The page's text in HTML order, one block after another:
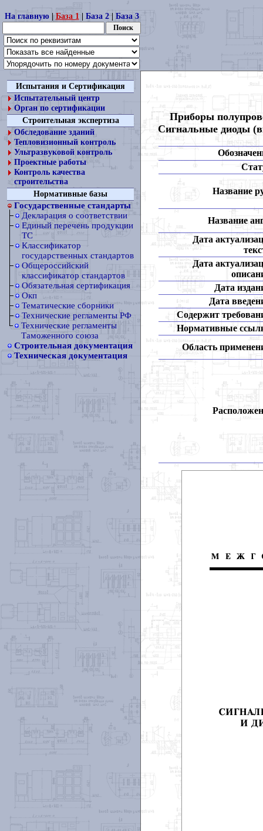
На главную| База 1| База 2| База 3
Испытания и Сертификация
Испытательный центр
Орган по сертификации
Строительная экспертиза
Обследование зданий
Тепловизионный контроль
Ультразвуковой контроль
Проектные работы
Контроль качества
строительства
Нормативные базы
Государственные стандарты
Декларация о соответствии
Единый перечень продукции
ТС
Классификатор
государственных стандартов
Общероссийский
классификатор стандартов
Обязательная сертификация
Окп
Тематические сборники
Технические регламенты РФ
Технические регламенты
Таможенного союза
Строительная документация
Техническая документация
Приборы
Сигнальные диоды
Название
Название
Дата
Дата
Дата
Дата
Содержит
Нормативные
Область